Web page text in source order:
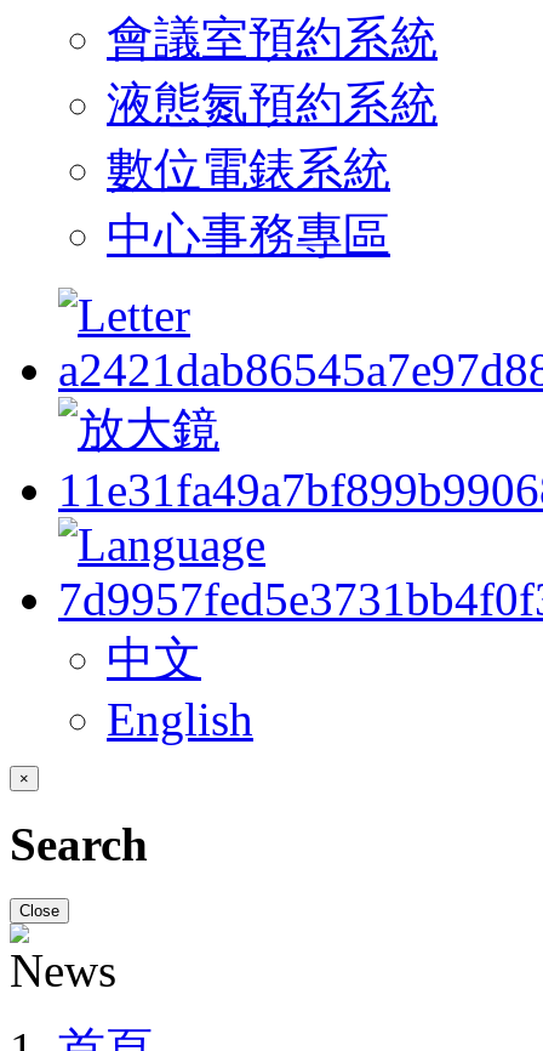
會議室預約系統
液態氮預約系統
數位電錶系統
中心事務專區
中文
English
×
Search
Close